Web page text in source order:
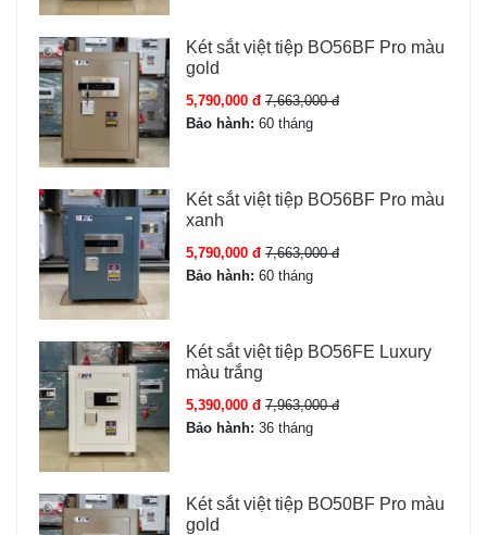
Trọng lượng
Kích thước ngoài
Mở két sắt
Khóa cơ; Mã số điện tử;
Chữa cháy
Báo động Có báo động
Bảo hành 24 Tháng
Màu sắc Gold Be
Tình trạng
online chính hãng
Két sắt việt tiệp BO56BF Pro màu
gold
5,790,000 đ 7,663,000 đ
Bảo hành: 60 tháng
Két sắt việt tiệp BO56BF Pro màu
xanh
5,790,000 đ 7,663,000 đ
Bảo hành: 60 tháng
Két sắt việt tiệp BO56FE Luxury
màu trắng
5,390,000 đ 7,963,000 đ
Bảo hành: 36 tháng
Két sắt việt tiệp BO50BF Pro màu
gold